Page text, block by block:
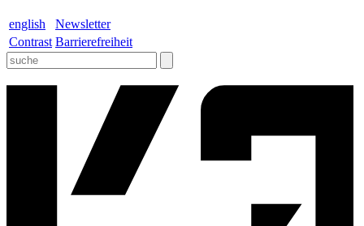
english
Newsletter
Contrast Barrierefreiheit